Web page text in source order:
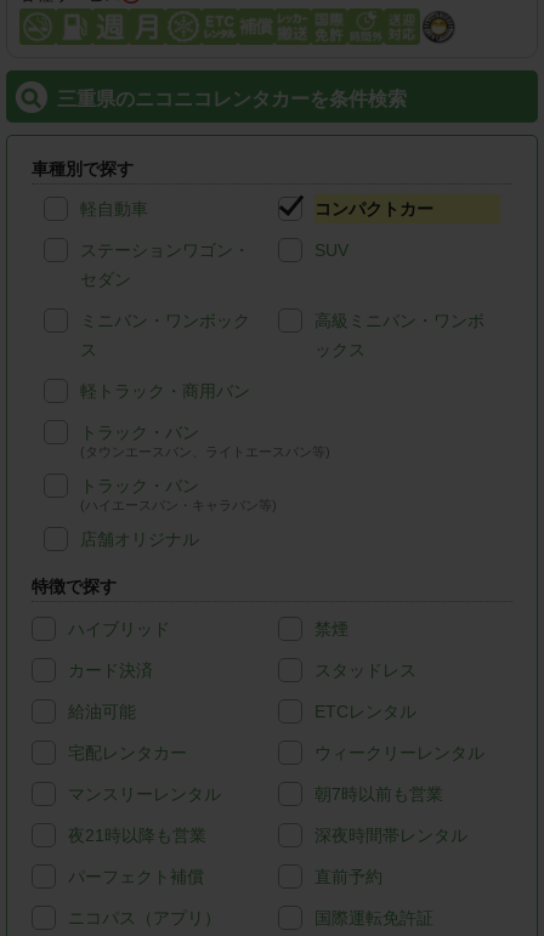
三重県のニコニコレンタカーを条件検索
車種別で探す
軽自動車 コンパクトカー
ステーションワゴン・
セダン
SUV
ミニバン・ワンボック
ス
高級ミニバン・ワンボ
ックス
軽トラック・商用バン
トラック・バン
(タウンエースバン、ライトエースバン等)
トラック・バン
(ハイエースバン・キャラバン等)
店舗オリジナル
特徴で探す
ハイブリッド 禁煙
カード決済 スタッドレス
給油可能 ETCレンタル
宅配レンタカー ウィークリーレンタル
マンスリーレンタル 朝7時以前も営業
夜21時以降も営業 深夜時間帯レンタル
パーフェクト補償 直前予約
ニコパス（アプリ） 国際運転免許証